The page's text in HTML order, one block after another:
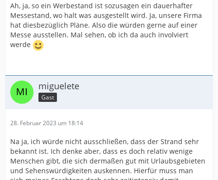
Ah, ja, so ein Werbestand ist sozusagen ein dauerhafter
Messestand, wo halt was ausgestellt wird. Ja, unsere Firma
hat diesbezüglich Pläne. Also die würden gerne auf einer
Messe ausstellen. Mal sehen, ob ich da auch involviert
werde
miguelete
Gast
28. Februar 2023 um 18:14
Na ja, ich würde nicht ausschließen, dass der Strand sehr
bekannt ist. Ich denke aber, dass es doch relativ wenige
Menschen gibt, die sich dermaßen gut mit Urlaubsgebieten
und Sehenswürdigkeiten auskennen. Hierfür muss man